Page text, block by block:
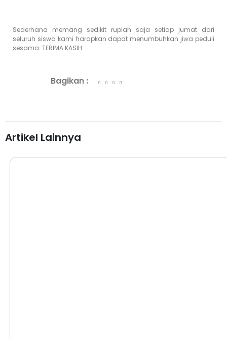
Sederhana memang sedikit rupiah saja setiap jumat dari
seluruh siswa kami harapkan dapat menumbuhkan jiwa peduli
sesama. TERIMA KASIH
Bagikan :
Artikel Lainnya